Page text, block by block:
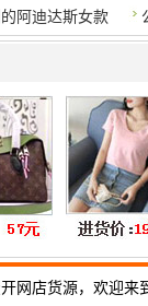
阿迪达斯女款
网店货源，欢迎